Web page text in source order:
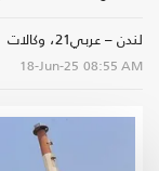
لندن – عربي21، وكالات
18-Jun-25 08:55 AM